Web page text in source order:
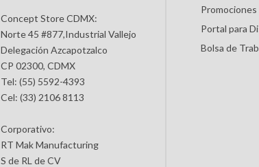
Concept Store CDMX:
Norte 45 #877,Industrial Vallejo
Delegación Azcapotzalco
CP 02300, CDMX
Tel: (55) 5592-4393
Cel: (33) 2106 8113
Corporativo:
RT Mak Manufacturing
S de RL de CV
Promociones
Portal para
Bolsa de